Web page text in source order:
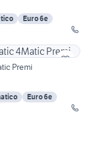
Euro 6e
Premi
Euro 6e